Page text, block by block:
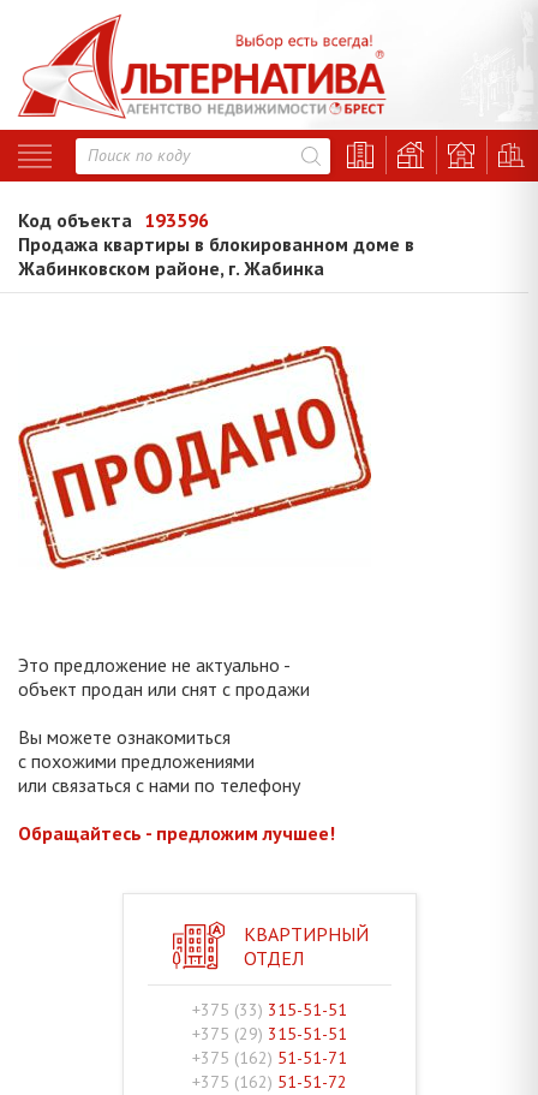
Код объекта 193596
Продажа квартиры в блокированном доме в
Жабинковском районе, г. Жабинка
Это предложение не актуально -
объект продан или снят с продажи
Вы можете ознакомиться
с похожими предложениями
или связаться с нами по телефону
Обращайтесь - предложим лучшее!
КВАРТИРНЫЙ
ОТДЕЛ
+375 (33) 315-51-51
+375 (29) 315-51-51
+375 (162) 51-51-71
+375 (162) 51-51-72